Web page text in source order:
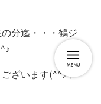
分迄・・・鶴ジ
ざいます(^^♪中